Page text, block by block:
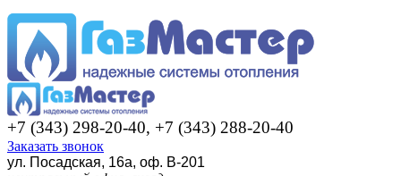
+7 (343) 298-20-40, +7 (343) 288-20-40
Заказать звонок
ул. Посадская, 16а, оф. В-201